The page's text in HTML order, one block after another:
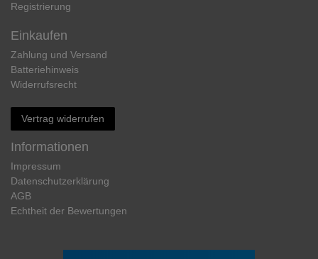
Registrierung
Einkaufen
Zahlung und Versand
Batteriehinweis
Widerrufs­recht
Vertrag widerrufen
Informationen
Impressum
Daten­schutz­erklärung
AGB
Echtheit der Bewertungen